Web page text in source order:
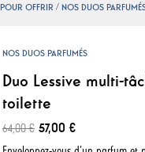
POUR OFFRIR NOS DUOS
NOS DUOS PARFUMÉS
Duo Lessive multi-
toilette
64,00 € 57,00 €